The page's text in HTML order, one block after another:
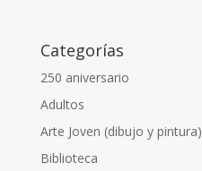
Categorías
250 aniversario
Adultos
Arte Joven (dibujo y pintura)
Biblioteca